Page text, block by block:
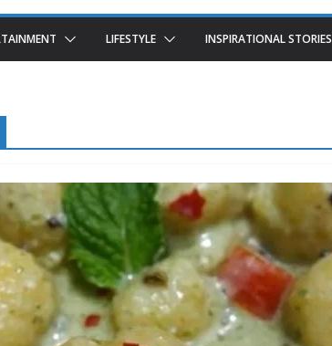
LIFESTYLE INSPIRATIONAL STORIES